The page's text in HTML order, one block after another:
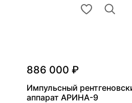
886 000 ₽
Импульсный
аппарат АРИНА-9